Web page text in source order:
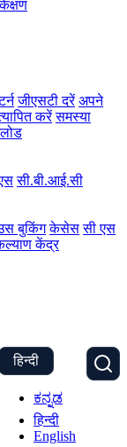
जीएसटी दरें अपने
करें समस्या
सी.बी.आई.सी
बुकिंग केसेस सी एस
केंद्र
हिन्दी
ಕನ್ನಡ
हिन्दी
English